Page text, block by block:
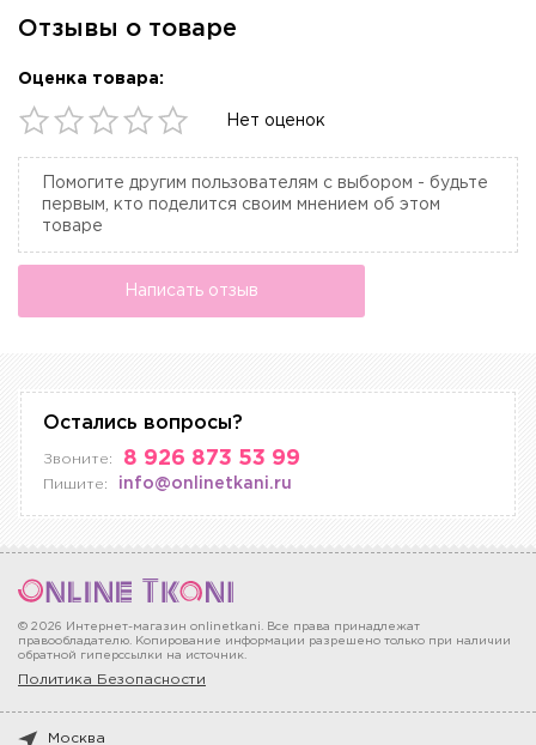
Отзывы о товаре
Оценка товара:
Нет оценок
Помогите другим пользователям с выбором - будьте
первым, кто поделится своим мнением об этом
товаре
Написать отзыв
Остались вопросы?
Звоните: 8 926 873 53 99
Пишите: info@onlinetkani.ru
© 2026 Интернет-магазин onlinetkani. Все права принадлежат
правообладателю. Копирование информации разрешено только при наличии
обратной гиперссылки на источник.
Политика Безопасности
Москва